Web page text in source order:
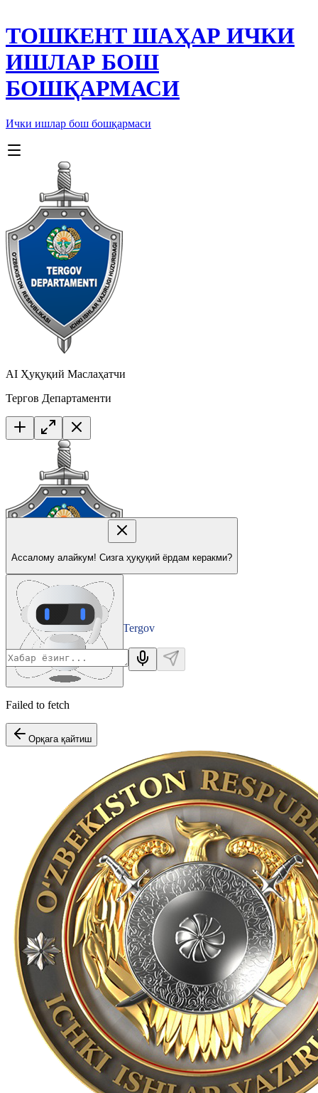
ТОШКЕНТ ШАҲАР ИЧКИ
ИШЛАР БОШ
БОШҚАРМАСИ
Ички ишлар бош бошқармаси
AI Ҳуқуқий Маслаҳатчи
Тергов Департаменти
Tergov
Departamenti
Ассалому алайкум! Сизга ҳуқуқий ёрдам керакми?
Failed to fetch
Орқага қайтиш